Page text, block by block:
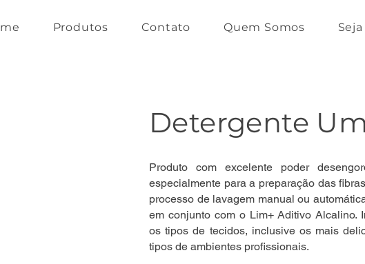
Produtos Contato Quem Somos
Detergente
Produto com excelente poder
especialmente para a preparação das
processo de lavagem manual ou
em conjunto com o Lim+ Aditivo Alcalino.
os tipos de tecidos, inclusive os mais
tipos de ambientes profissionais.